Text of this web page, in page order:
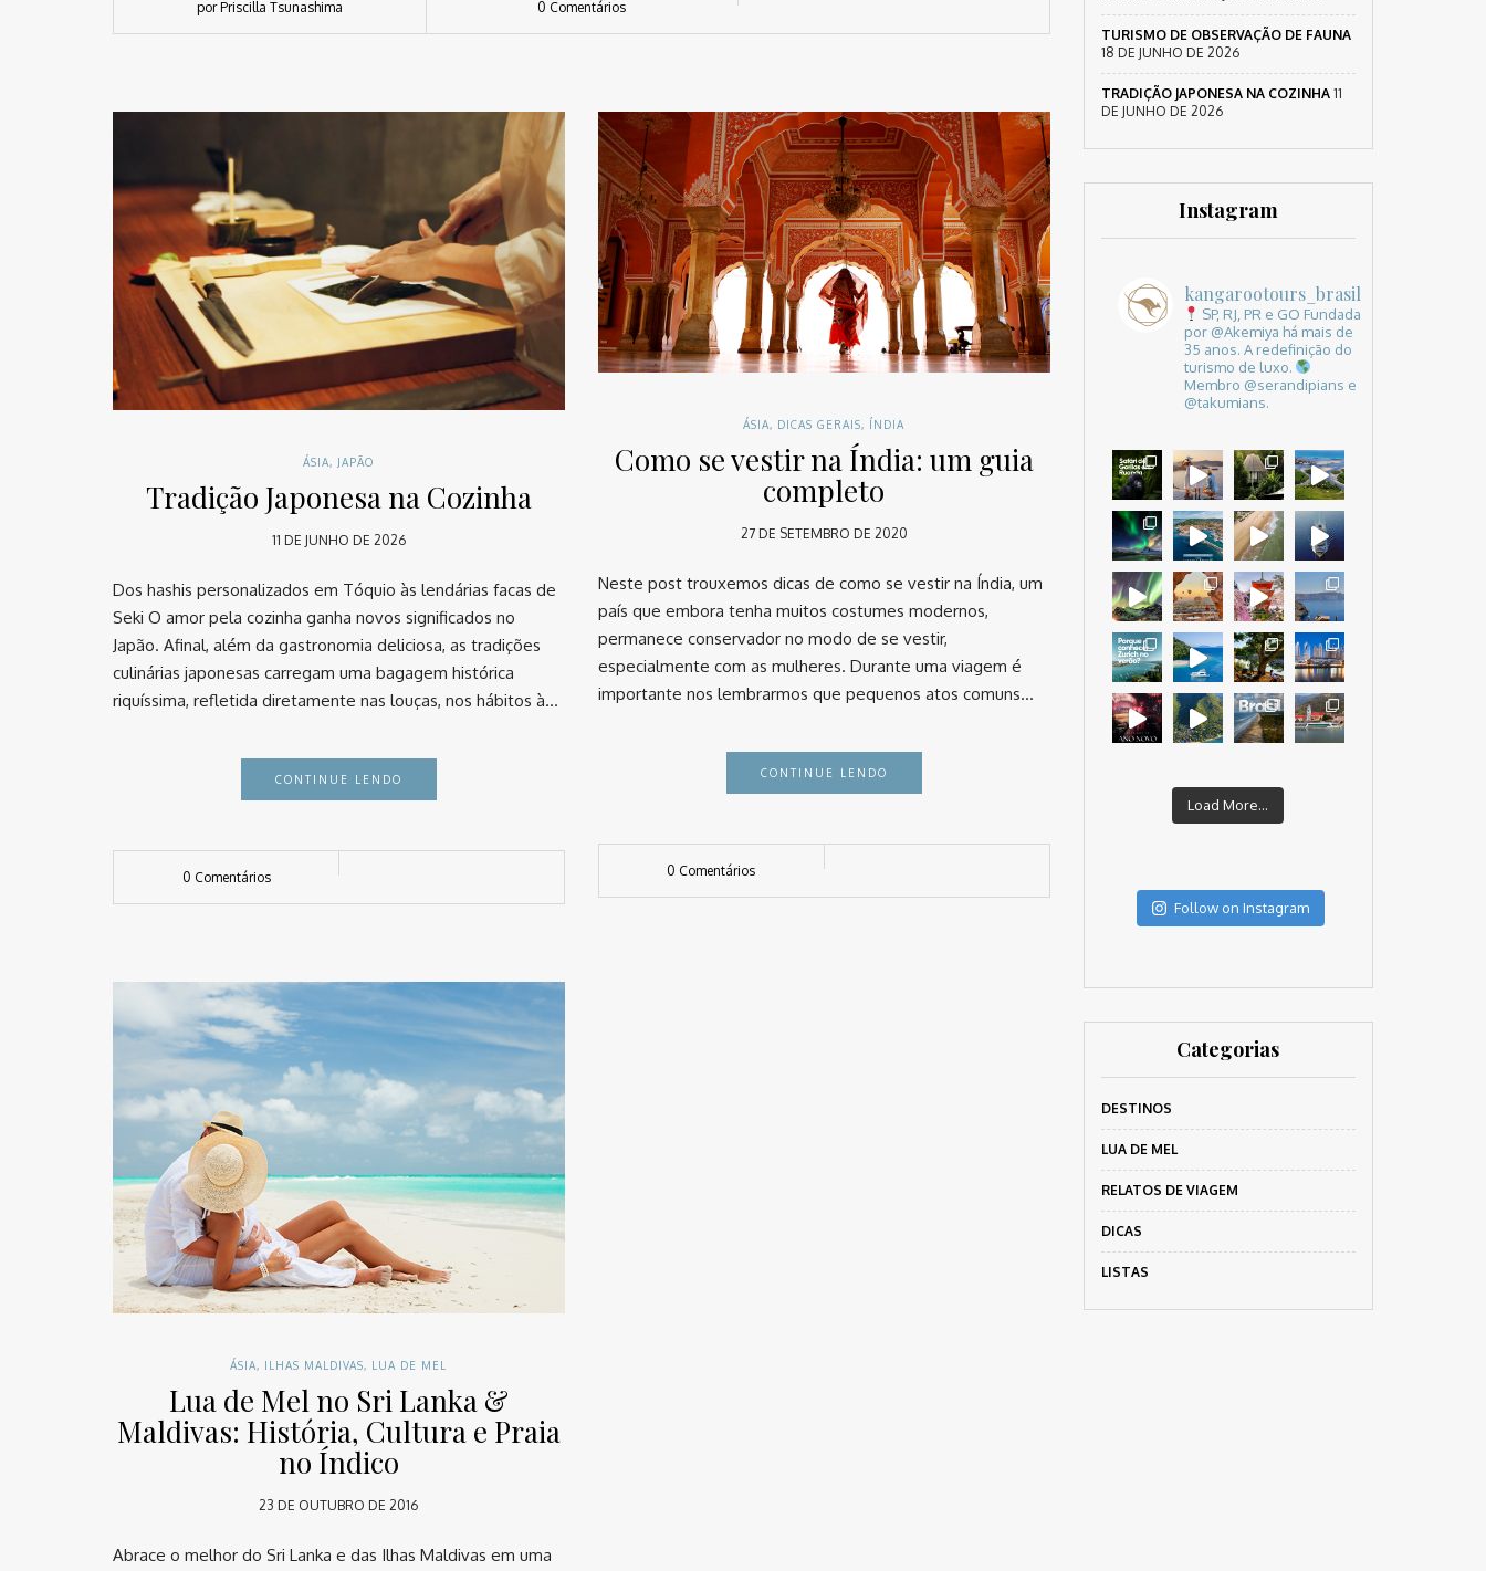
por Priscilla Tsunashima 0 Comentários
ÁSIA, JAPÃO
Tradição Japonesa na Cozinha
11 DE JUNHO DE 2026
Dos hashis personalizados em Tóquio às lendárias facas de
Seki O amor pela cozinha ganha novos significados no
Japão. Afinal, além da gastronomia deliciosa, as tradições
culinárias japonesas carregam uma bagagem histórica
riquíssima, refletida diretamente nas louças, nos hábitos à…
CONTINUE LENDO
0 Comentários
ÁSIA, DICAS GERAIS, ÍNDIA
Como se vestir na Índia: um guia
completo
27 DE SETEMBRO DE 2020
Neste post trouxemos dicas de como se vestir na Índia, um
país que embora tenha muitos costumes modernos,
permanece conservador no modo de se vestir,
especialmente com as mulheres. Durante uma viagem é
importante nos lembrarmos que pequenos atos comuns…
CONTINUE LENDO
0 Comentários
ÁSIA, ILHAS MALDIVAS, LUA DE MEL
Lua de Mel no Sri Lanka &
Maldivas: História, Cultura e Praia
no Índico
23 DE OUTUBRO DE 2016
Abrace o melhor do Sri Lanka e das Ilhas Maldivas em uma
TURISMO DE OBSERVAÇÃO DE FAUNA
18 DE JUNHO DE 2026
TRADIÇÃO JAPONESA NA COZINHA 11
DE JUNHO DE 2026
Instagram
kangarootours_brasil
SP, RJ, PR e GO Fundada
por @Akemiya há mais de
35 anos. A redefinição do
turismo de luxo.
Membro @serandipians e
@takumians.
Load More...
Follow on Instagram
Categorias
DESTINOS
LUA DE MEL
RELATOS DE VIAGEM
DICAS
LISTAS